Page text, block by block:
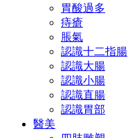
胃酸過多
痔瘡
脹氣
認識十二指腸
認識大腸
認識小腸
認識直腸
認識胃部
醫美